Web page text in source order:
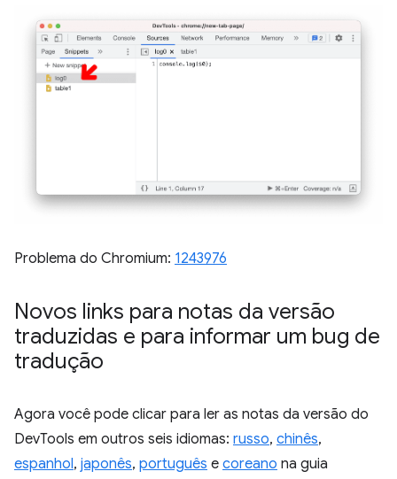
Problema do Chromium: 1243976
Novos links para notas da versão
traduzidas e para informar um bug de
tradução
Agora você pode clicar para ler as notas da versão do
DevTools em outros seis idiomas: russo, chinês,
espanhol, japonês, português e coreano na guia